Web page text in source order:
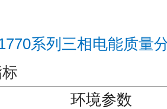
系列三相电能质量
环境参数